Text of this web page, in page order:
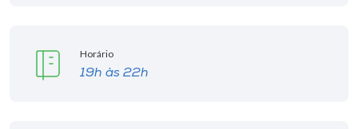
CPA
Horário
19h às 22h